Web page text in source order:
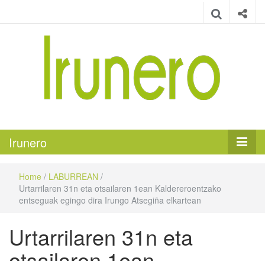
Irunero
Home / LABURREAN /
Urtarrilaren 31n eta otsailaren 1ean Kaldereroentzako
entseguak egingo dira Irungo Atsegiña elkartean
Urtarrilaren 31n eta